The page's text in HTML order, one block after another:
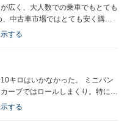
広く、大人数での乗車でもとても
中古車市場ではとても安く購入
少ない中古車を購入できました。
く、故障はありませんでした。
する
キロはいかなかった。 ミニバン
ーブではロールしまくり。特に3
する